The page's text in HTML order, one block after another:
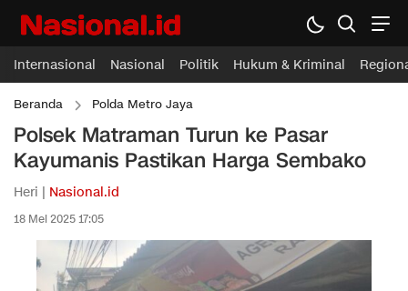
Internasional Nasional Politik Hukum & Kriminal
Beranda Polda Metro Jaya
Polsek Matraman Turun ke Pasar
Kayumanis Pastikan Harga Sembako
Heri | Nasional.id
18 Mei 2025 17:05